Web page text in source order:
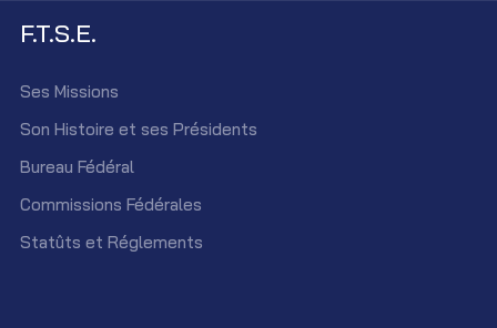
F.T.S.E.
Ses Missions
Son Histoire et ses Présidents
Bureau Fédéral
Commissions Fédérales
Statûts et Réglements